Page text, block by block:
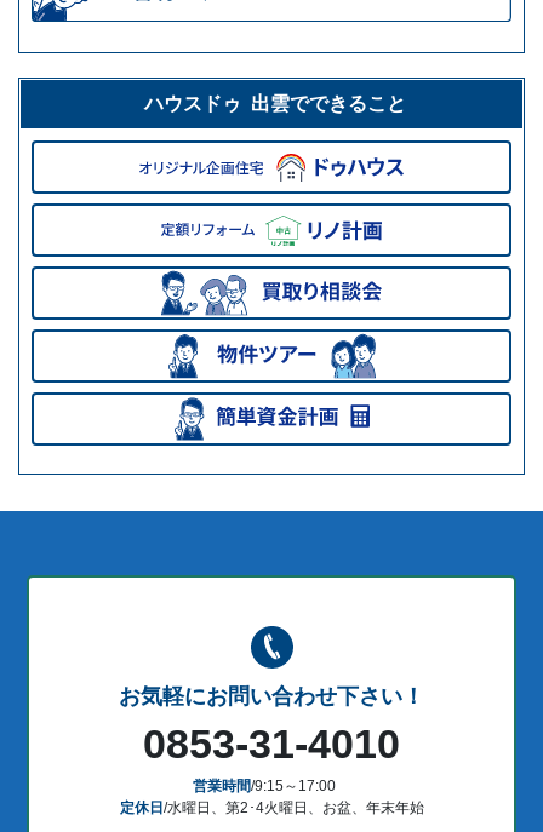
ハウスドゥ 出雲でできること
お気軽にお問い合わせ下さい！
0853-31-4010
営業時間/9:15～17:00
定休日/水曜日、第2･4火曜日、お盆、年末年始